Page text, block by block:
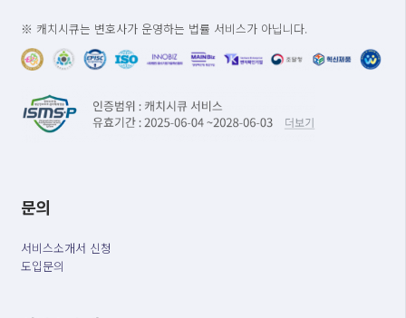
※ 캐치시큐는 변호사가 운영하는 법률 서비스가 아닙니다.
문의
서비스소개서 신청
도입문의